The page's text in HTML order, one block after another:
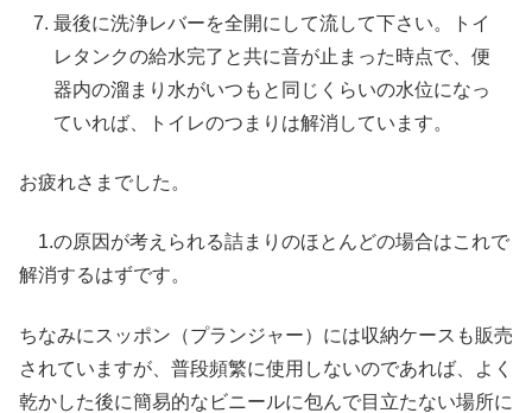
最後に洗浄レバーを全開にして流して下さい。トイ
レタンクの給水完了と共に音が止まった時点で、便
器内の溜まり水がいつもと同じくらいの水位になっ
ていれば、トイレのつまりは解消しています。
お疲れさまでした。
1.の原因が考えられる詰まりのほとんどの場合はこれで
解消するはずです。
ちなみにスッポン（プランジャー）には収納ケースも販売
されていますが、普段頻繁に使用しないのであれば、よく
乾かした後に簡易的なビニールに包んで目立たない場所に